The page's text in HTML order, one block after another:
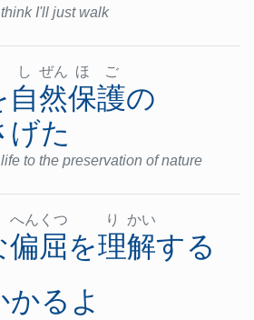
I'll just walk
し ぜん ほ ご
自然保護の
げた
to the preservation of nature
へん くつ
偏屈を
り かい
理解する
かる よ